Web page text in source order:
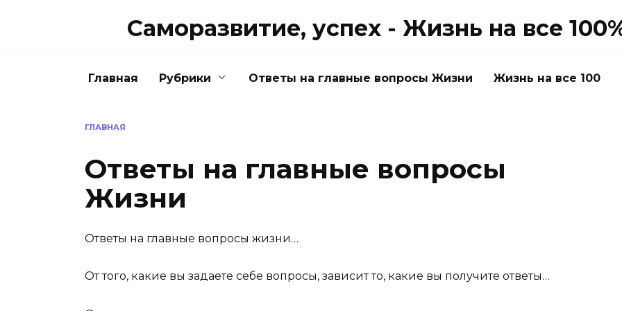
Саморазвитие, успех - Жизнь на все
Главная Рубрики Ответы на главные вопросы Жизни Жизнь на все 100
ГЛАВНАЯ
Ответы на главные вопросы
Жизни
Ответы на главные вопросы жизни…
От того, какие вы задаете себе вопросы, зависит то, какие вы получите ответы…